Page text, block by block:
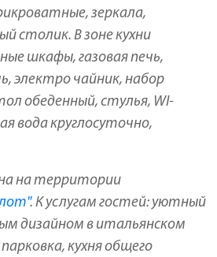
зеркала,
столик. В зоне кухни
шкафы, газовая печь,
электро чайник, набор
обеденный, стулья, WI-
вода круглосуточно,
на территории
. К услугам гостей: уютный
дизайном в итальянском
кухня общего